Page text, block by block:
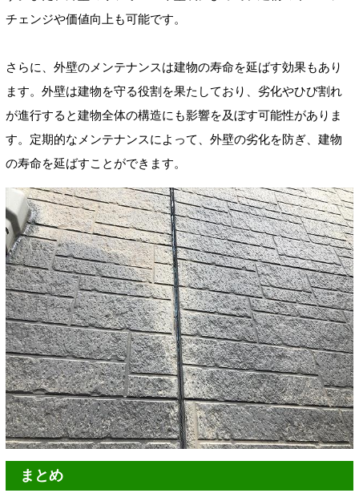
チェンジや価値向上も可能です。
さらに、外壁のメンテナンスは建物の寿命を延ばす効果もあり
ます。外壁は建物を守る役割を果たしており、劣化やひび割れ
が進行すると建物全体の構造にも影響を及ぼす可能性がありま
す。定期的なメンテナンスによって、外壁の劣化を防ぎ、建物
の寿命を延ばすことができます。
まとめ